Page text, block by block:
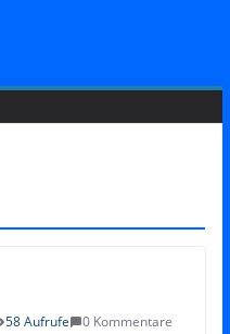
58 Aufrufe
0 Kommentare